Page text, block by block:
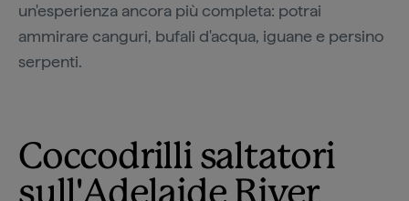
un'esperienza ancora più completa: potrai
ammirare canguri, bufali d'acqua, iguane e persino
serpenti.
Coccodrilli saltatori